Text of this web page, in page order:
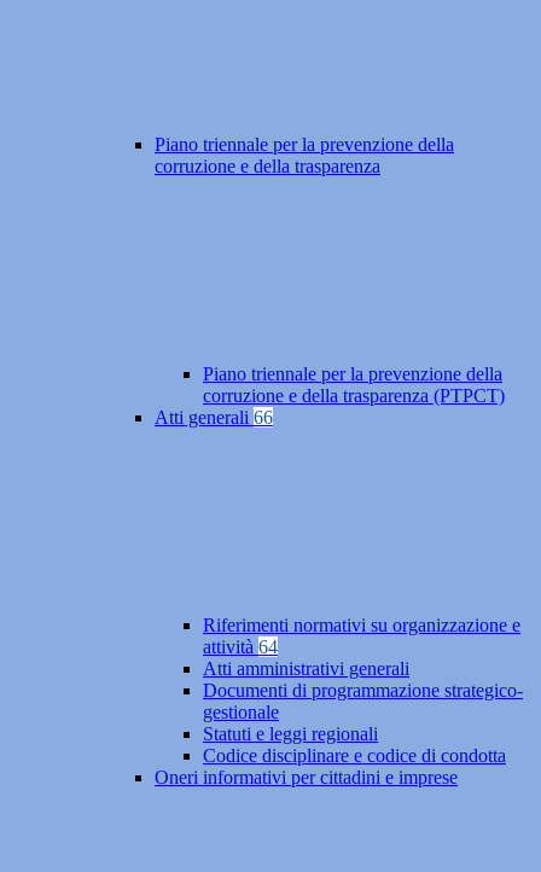
Piano triennale per la prevenzione della
corruzione e della trasparenza
Piano triennale per la prevenzione della
corruzione e della trasparenza (PTPCT)
Atti generali 66
Riferimenti normativi su organizzazione e
attività 64
Atti amministrativi generali
Documenti di programmazione strategico-
gestionale
Statuti e leggi regionali
Codice disciplinare e codice di condotta
Oneri informativi per cittadini e imprese